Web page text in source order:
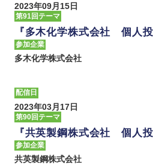
2023年09月15日
第91回テーマ
『多木化学株式会社 個人投
参加企業
多木化学株式会社
配信日
2023年03月17日
第90回テーマ
『共英製鋼株式会社 個人
参加企業
共英製鋼株式会社